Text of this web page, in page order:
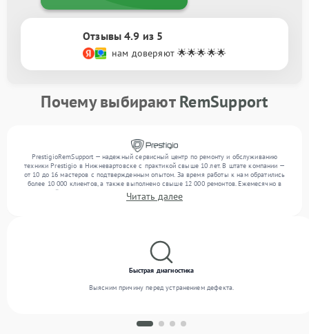
Отзывы 4.9 из 5
нам доверяют 🌟🌟🌟🌟🌟
Почему выбираютRemSupport
PrestigioRemSupport — надежный сервисный центр по ремонту и обслуживанию
техники Prestigio в Нижневартовске с практикой свыше 10 лет. В штате компании —
от 10 до 16 мастеров с подтвержденным опытом. За время работы к нам обратились
более 10 000 клиентов, а также выполнено свыше 12 000 ремонтов. Ежемесячно в
сервисный центр поступает свыше 300 единиц техники, включая , , . Мы выполняем
ремонт различного уровня сложности и обеспечиваем надежный результат благодаря
Читать далее
Быстрая диагностика
Выясним причину перед устранением дефекта.